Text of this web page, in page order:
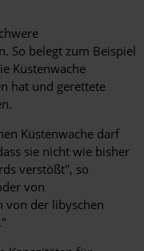
So belegt zum Beispiel
Küstenwache
hat und gerettete
Küstenwache darf
sie nicht wie bisher
verstößt", so
von
von der libyschen